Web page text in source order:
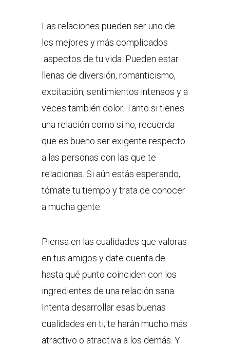
Las relaciones pueden ser uno de
los mejores y más complicados
aspectos de tu vida. Pueden estar
llenas de diversión, romanticismo,
excitación, sentimientos intensos y a
veces también dolor. Tanto si tienes
una relación como si no, recuerda
que es bueno ser exigente respecto
a las personas con las que te
relacionas. Si aún estás esperando,
tómate tu tiempo y trata de conocer
a mucha gente.
Piensa en las cualidades que valoras
en tus amigos y date cuenta de
hasta qué punto coinciden con los
ingredientes de una relación sana.
Intenta desarrollar esas buenas
cualidades en ti; te harán mucho más
atractivo o atractiva a los demás. Y